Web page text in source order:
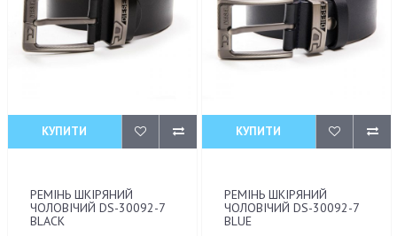
КУПИТИ
РЕМІНЬ ШКІРЯНИЙ
ЧОЛОВІЧИЙ DS-30092-7
BLACK
КУПИТИ
РЕМІНЬ ШКІРЯНИЙ
ЧОЛОВІЧИЙ DS-30092-7
BLUE